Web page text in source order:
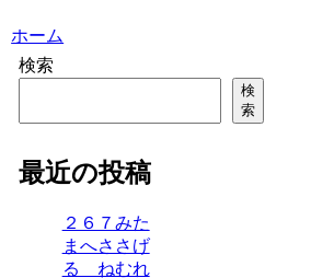
ホーム
検索
検
索
最近の投稿
２６７みた
まへささげ
る ねむれ